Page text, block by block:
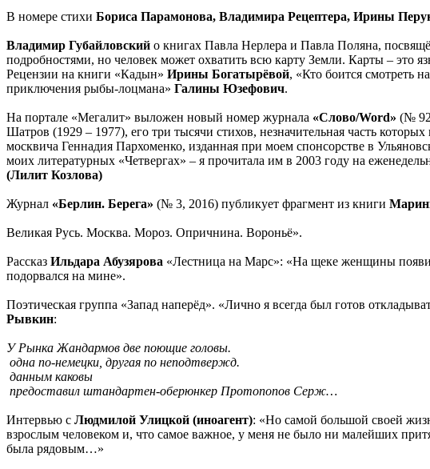
В номере стихи Бориса Парамонова, Владимира Рецептера, Ирины
Владимир Губайловский о книгах Павла Нерлера и Павла Поляна,
подробностями, но человек может охватить всю карту Земли. Карты – это
Рецензии на книги «Кадын» Ирины Богатырёвой, «Кто боится смотреть
приключения рыбы-лоцмана» Галины Юзефович.
На портале «Мегалит» выложен новый номер журнала «Слово/Word» (№
Шатров (1929 – 1977), его три тысячи стихов, незначительная часть
москвича Геннадия Пархоменко, изданная при моем спонсорстве в
моих литературных «Четвергах» – я прочитала им в 2003 году на
(Лилит Козлова)
Журнал «Берлин. Берега» (№ 3, 2016) публикует фрагмент из книги
Великая Русь. Москва. Мороз. Опричнина. Вороньё».
Рассказ Ильдара Абузярова «Лестница на Марс»: «На щеке женщины
подорвался на мине».
Поэтическая группа «Запад наперёд». «Лично я всегда был готов
Рывкин:
У Рынка Жандармов две поющие головы.
одна по-немецки, другая по неподтвержд.
данным каковы
предоставил штандартен-оберюнкер Протопопов Серж…
Интервью с Людмилой Улицкой (иноагент): «Но самой большой своей
взрослым человеком и, что самое важное, у меня не было ни малейших
была рядовым…»